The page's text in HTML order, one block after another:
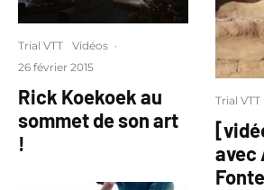
Trial VTT Vidéos ·
26 février 2015
Rick Koekoek au
sommet de son art
!
Trial VTT
avec